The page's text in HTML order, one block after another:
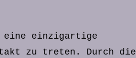
eine einzigartige
zu treten. Durch die